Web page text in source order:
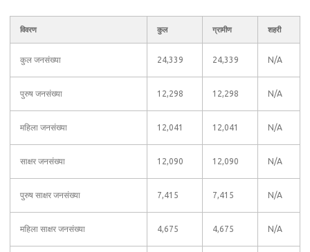
विवरण कुल ग्रामीण शहरी
कुल जनसंख्या 24,339 24,339 N/A
पुरुष जनसंख्या 12,298 12,298 N/A
महिला जनसंख्या 12,041 12,041 N/A
साक्षर जनसंख्या 12,090 12,090 N/A
पुरुष साक्षर जनसंख्या 7,415 7,415 N/A
महिला साक्षर जनसंख्या 4,675 4,675 N/A